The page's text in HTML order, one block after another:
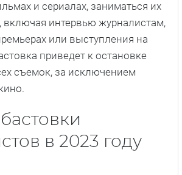
и сериалах, заниматься их
интервью журналистам,
или выступления на
приведет к остановке
съемок, за исключением
в 2023 году